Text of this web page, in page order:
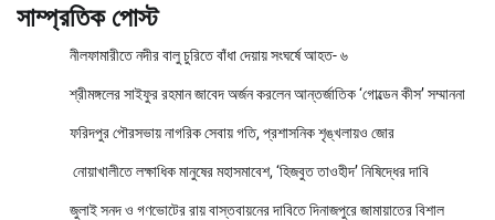
সাম্প্রতিক পোস্ট
নীলফামারীতে নদীর বালু চুরিতে বাঁধা দেয়ায় সংঘর্ষে আহত- ৬
শ্রীমঙ্গলের সাইফুর রহমান জাবেদ অর্জন করলেন আন্তর্জাতিক ‘গোল্ডেন কীস’ সম্মাননা
ফরিদপুর পৌরসভায় নাগরিক সেবায় গতি, প্রশাসনিক শৃঙ্খলায়ও জোর
নোয়াখালীতে লক্ষাধিক মানুষের মহাসমাবেশ, ‘হিজবুত তাওহীদ’ নিষিদ্ধের দাবি
জুলাই সনদ ও গণভোটের রায় বাস্তবায়নের দাবিতে দিনাজপুরে জামায়াতের বিশাল